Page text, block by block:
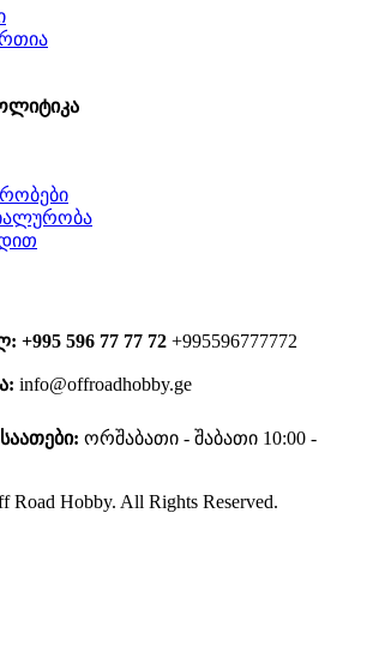
+995 596 77 77 72 +995596777772
info@offroadhobby.ge
ორშაბათი - შაბათი 10:00 -
Road Hobby. All Rights Reserved.